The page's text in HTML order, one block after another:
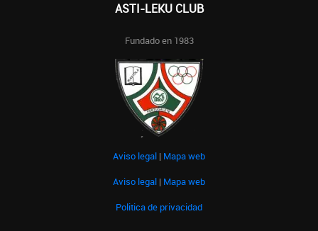
ASTI-LEKU CLUB
Fundado en 1983
Aviso legal | Mapa web
Aviso legal | Mapa web
Politica de privacidad